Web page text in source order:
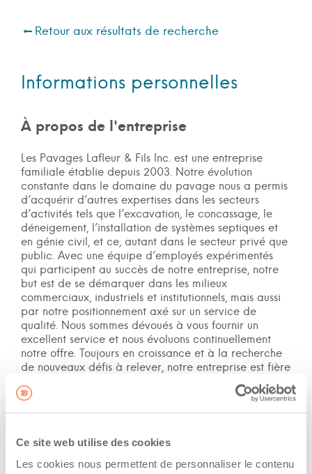
Ce site web utilise des cookies
Les cookies nous permettent de personnaliser le contenu
Retour aux résultats de recherche
Informations personnelles
À propos de l'entreprise
Les Pavages Lafleur & Fils Inc. est une entreprise
familiale établie depuis 2003. Notre évolution
constante dans le domaine du pavage nous a permis
d’acquérir d’autres expertises dans les secteurs
d’activités tels que l’excavation, le concassage, le
déneigement, l’installation de systèmes septiques et
en génie civil, et ce, autant dans le secteur privé que
public. Avec une équipe d’employés expérimentés
qui participent au succès de notre entreprise, notre
but est de se démarquer dans les milieux
commerciaux, industriels et institutionnels, mais aussi
par notre positionnement axé sur un service de
qualité. Nous sommes dévoués à vous fournir un
excellent service et nous évoluons continuellement
notre offre. Toujours en croissance et à la recherche
de nouveaux défis à relever, notre entreprise est fière
de contribuer au développement économique de la
région de l’Outaouais.
Cote de sécurité : Québec
4- Non auditée